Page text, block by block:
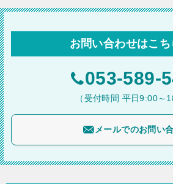
ナ
ビ
ゲ
ョ
お問い合わせはこち
053-589-
（受付時間 平日9:00～
メールでのお問い